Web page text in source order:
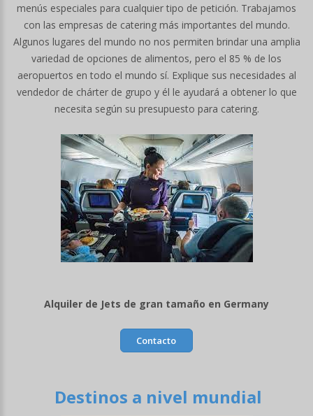
menús especiales para cualquier tipo de petición. Trabajamos
con las empresas de catering más importantes del mundo.
Algunos lugares del mundo no nos permiten brindar una amplia
variedad de opciones de alimentos, pero el 85 % de los
aeropuertos en todo el mundo sí. Explique sus necesidades al
vendedor de chárter de grupo y él le ayudará a obtener lo que
necesita según su presupuesto para catering.
Alquiler de Jets de gran tamaño en Germany
Contacto
Destinos a nivel mundial